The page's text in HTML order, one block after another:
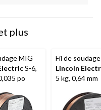
plus
MIG
S-6,
po
Fil de
Lincoln
5 kg, 0,64 mm